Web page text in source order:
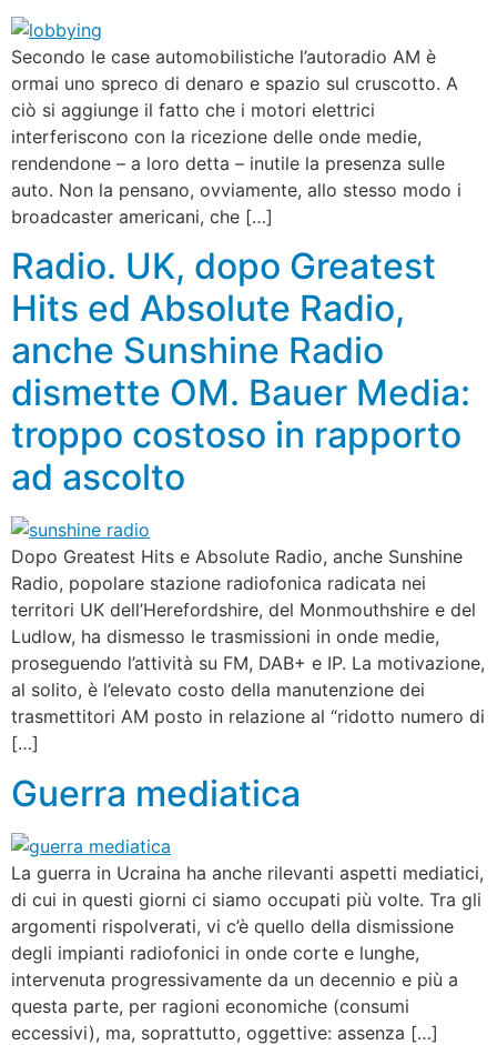
Secondo le case automobilistiche l’autoradio AM è
ormai uno spreco di denaro e spazio sul cruscotto. A
ciò si aggiunge il fatto che i motori elettrici
interferiscono con la ricezione delle onde medie,
rendendone – a loro detta – inutile la presenza sulle
auto. Non la pensano, ovviamente, allo stesso modo i
broadcaster americani, che […]
Radio. UK, dopo Greatest
Hits ed Absolute Radio,
anche Sunshine Radio
dismette OM. Bauer Media:
troppo costoso in rapporto
ad ascolto
Dopo Greatest Hits e Absolute Radio, anche Sunshine
Radio, popolare stazione radiofonica radicata nei
territori UK dell’Herefordshire, del Monmouthshire e del
Ludlow, ha dismesso le trasmissioni in onde medie,
proseguendo l’attività su FM, DAB+ e IP. La motivazione,
al solito, è l’elevato costo della manutenzione dei
trasmettitori AM posto in relazione al “ridotto numero di
[…]
Guerra mediatica
La guerra in Ucraina ha anche rilevanti aspetti mediatici,
di cui in questi giorni ci siamo occupati più volte. Tra gli
argomenti rispolverati, vi c’è quello della dismissione
degli impianti radiofonici in onde corte e lunghe,
intervenuta progressivamente da un decennio e più a
questa parte, per ragioni economiche (consumi
eccessivi), ma, soprattutto, oggettive: assenza […]